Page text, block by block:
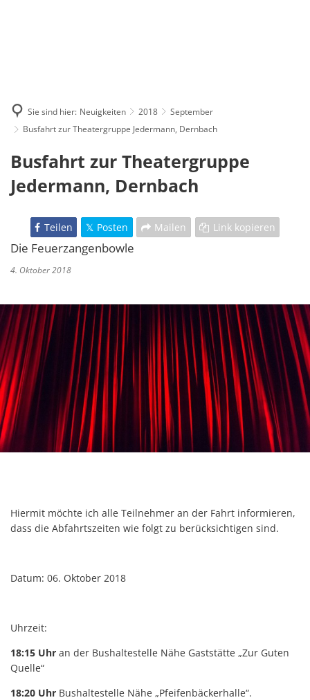
Sie sind hier: Neuigkeiten 2018
September
Busfahrt zur Theatergruppe Jedermann, Dernbach
Busfahrt zur Theatergruppe
Jedermann, Dernbach
Teilen Posten Mailen Link kopieren
Die Feuerzangenbowle
4. Oktober 2018
Hiermit möchte ich alle Teilnehmer an der Fahrt informieren,
dass die Abfahrtszeiten wie folgt zu berücksichtigen sind.
Datum: 06. Oktober 2018
Uhrzeit:
18:15 Uhr an der Bushaltestelle Nähe Gaststätte „Zur Guten
Quelle“
18:20 Uhr Bushaltestelle Nähe „Pfeifenbäckerhalle“.